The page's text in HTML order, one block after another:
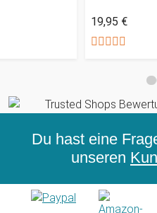
19,95 €
Du hast eine
unseren